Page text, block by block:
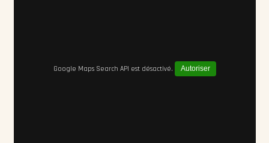
Google Maps Search API est désactivé. Autoriser